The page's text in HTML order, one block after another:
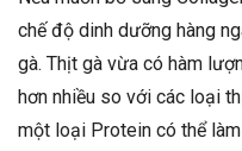
chế độ dinh dưỡng hàng
gà. Thịt gà vừa có hàm
hơn nhiều so với các loại
một loại Protein có thể